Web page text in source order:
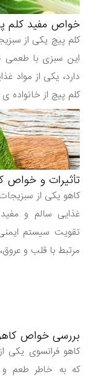
خواص مفید کلم پیچ
کلم پیچ یکی از
این سبزی با طعمی
دارد، یکی از مواد
کلم پیچ از خانواده ی Brassica rapa است که برگ&zwnj...
تأثیرات و خواص
کاهو یکی از سبزیجات
غذایی سالم و مفید
تقویت سیستم ایمنی
مرتبط با قلب و عروق،
بررسی خواص کاهو
کاهو فرانسوی یکی از
که به خاطر طعم و